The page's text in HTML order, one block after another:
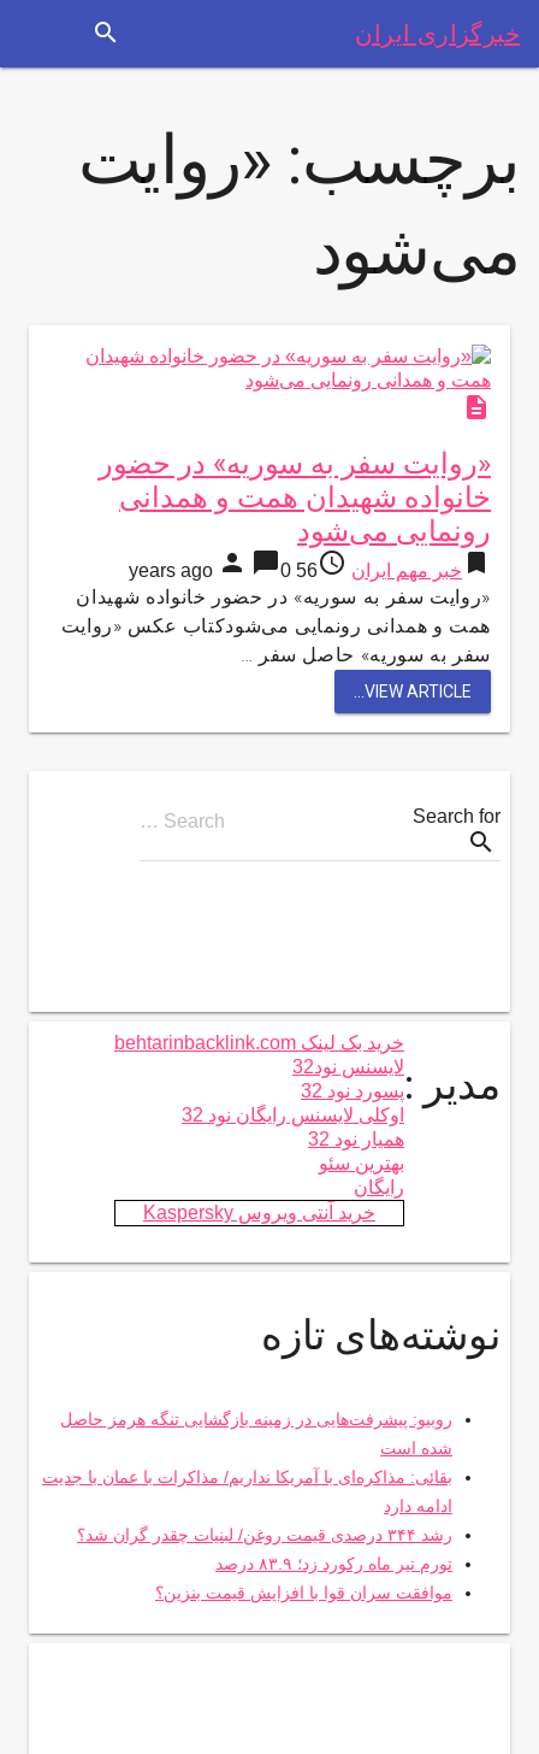
خبرگزاری ایران search
برچسب:«روایت
می‌شود
description
«روایت سفر به سوریه» در حضور
خانواده شهیدان همت و همدانی
رونمایی می‌شود
bookmark خبر مهم ایران access_time
56 years ago
person chat_bubble0
«روایت سفر به سوریه» در حضور خانواده شهیدان
همت و همدانی رونمایی می‌شودکتاب عکس «روایت
سفر به سوریه» حاصل سفر …
VIEW ARTICLE...
Search for
Search …
search
مدیر :
خرید بک لینک behtarinbacklink.com
لایسنس نود32
پسورد نود 32
اوکلی لایسنس رایگان نود 32
همیار نود 32
بهترین سئو
رایگان
خرید آنتی ویروس Kaspersky
نوشته‌های تازه
روبیو: پیشرفت‌هایی در زمینه بازگشایی تنگه هرمز حاصل
شده است
بقائی: مذاکره‌ای با آمریکا نداریم/ مذاکرات با عمان با جدیت
ادامه دارد
رشد ۳۴۴ درصدی قیمت روغن/ لبنیات چقدر گران شد؟
تورم تیر ماه رکورد زد؛ ۸۳.۹ درصد
موافقت سران قوا با افزایش قیمت بنزین؟